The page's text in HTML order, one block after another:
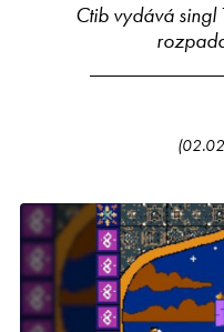
Ctib vydává singl